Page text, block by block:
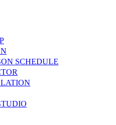
SCHEDULE